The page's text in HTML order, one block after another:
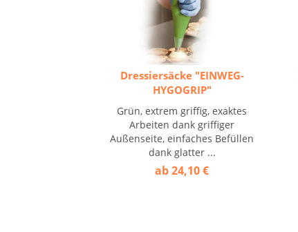
Dressiersäcke "EINWEG-
HYGOGRIP"
Grün, extrem griffig, exaktes
Arbeiten dank griffiger
Außenseite, einfaches Befüllen
dank glatter ...
ab 24,10 €